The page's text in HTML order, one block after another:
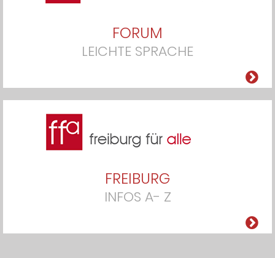
FORUM
LEICHTE SPRACHE
FREIBURG
INFOS A- Z